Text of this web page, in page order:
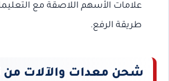
علامات الأسهم اللاصقة مع
طريقة الرفع.
شحن معدات والآلات من